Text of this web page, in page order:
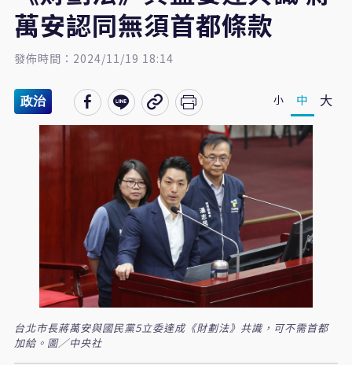
萬安認同無須首都條款
發佈時間：2024/11/19 18:14
政治 小 中 大
台北市長蔣萬安與國民黨5立委達成《財劃法》共識，可不需首都
加給。圖／中央社